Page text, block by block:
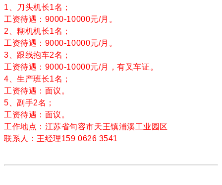
1、刀头机长1名；
工资待遇：9000-10000元/月。
2、糊机机长1名；
工资待遇：9000-10000元/月。
3、跟线抱车2名；
工资待遇：9000-10000元/月，有叉车证。
4、生产班长1名；
工资待遇：面议。
5、副手2名；
工资待遇：面议。
工作地点：江苏省句容市天王镇浦溪工业园区
联系人：王经理159 0626 3541